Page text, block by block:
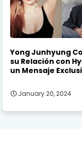
Yong Junhyung
su Relación con
un Mensaje
January 20, 2024